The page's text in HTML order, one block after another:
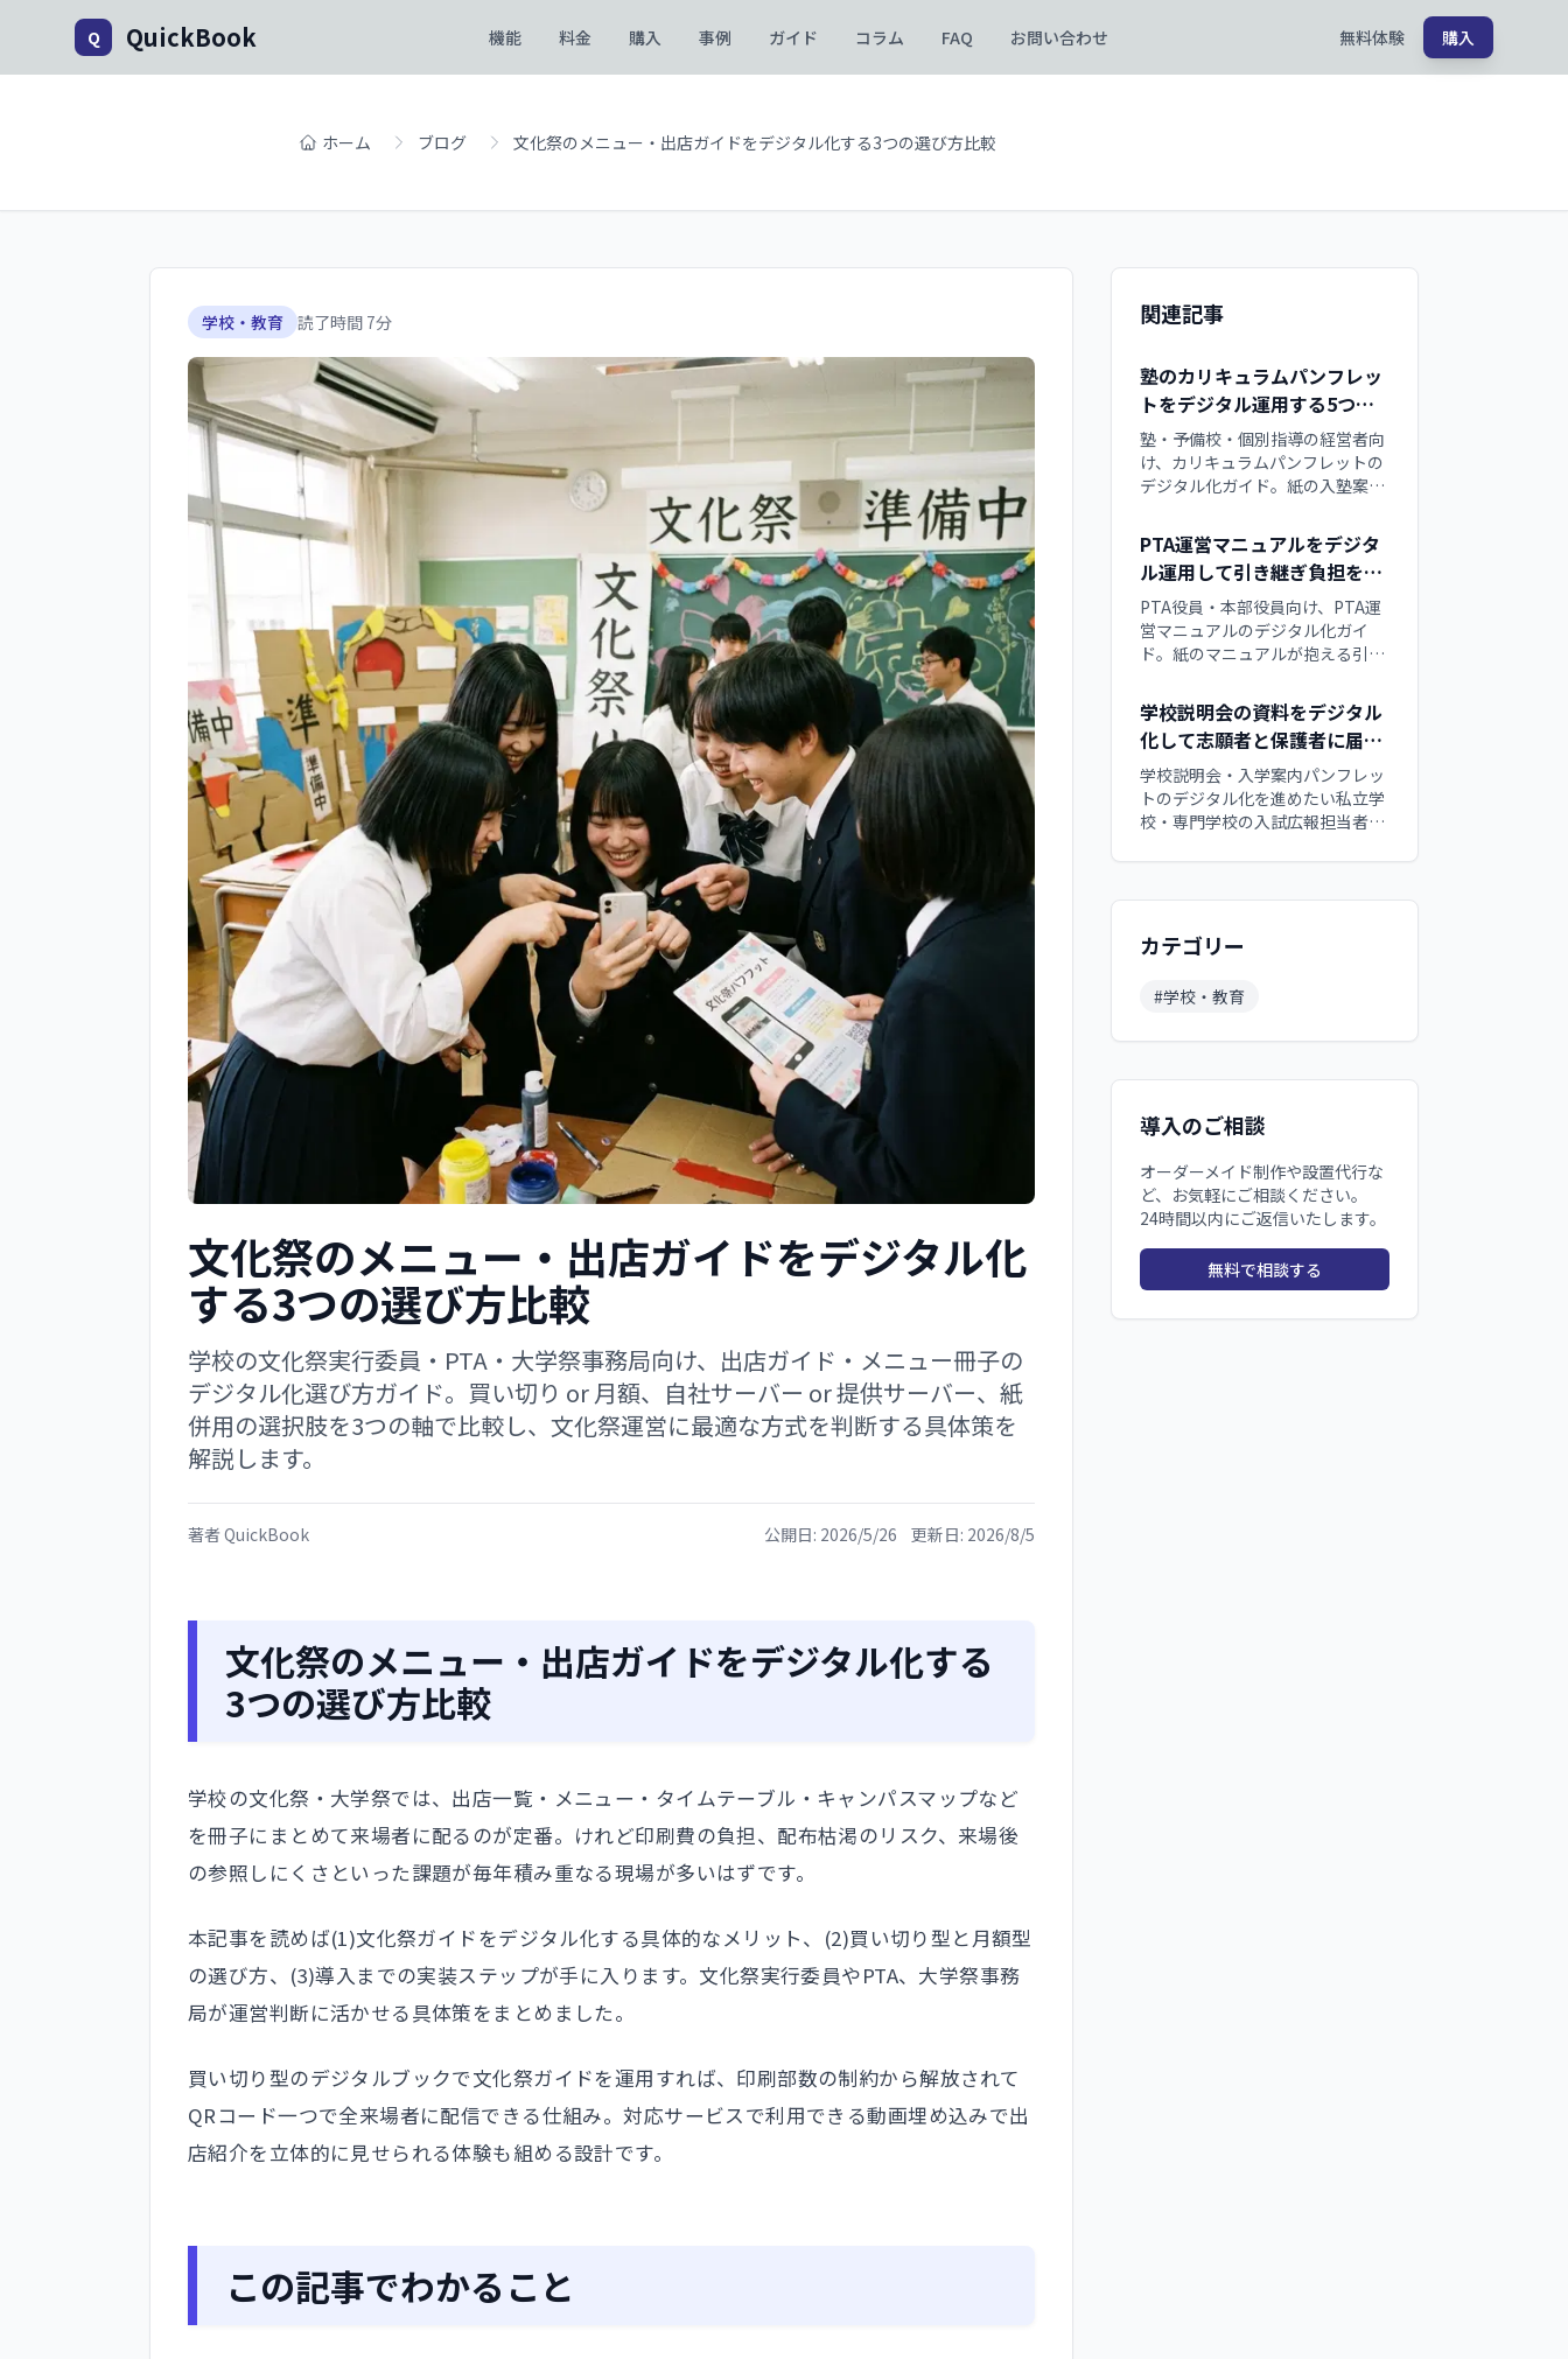
Q QuickBook 機能 料金 購入 事例 ガイド コラム FAQ お問い合わせ 無料体験 購入
ホーム ブログ 文化祭のメニュー・出店ガイドをデジタル化する3つの選び方比較
学校・教育 読了時間 7分
文化祭のメニュー・出店ガイドをデジタル化
する3つの選び方比較
学校の文化祭実行委員・PTA・大学祭事務局向け、出店ガイド・メニュー冊子の
デジタル化選び方ガイド。買い切り or 月額、自社サーバー or 提供サーバー、紙
併用の選択肢を3つの軸で比較し、文化祭運営に最適な方式を判断する具体策を
解説します。
著者QuickBook 公開日: 2026/5/26 更新日: 2026/8/5
文化祭のメニュー・出店ガイドをデジタル化する
3つの選び方比較
学校の文化祭・大学祭では、出店一覧・メニュー・タイムテーブル・キャンパスマップなど
を冊子にまとめて来場者に配るのが定番。けれど印刷費の負担、配布枯渇のリスク、来場後
の参照しにくさといった課題が毎年積み重なる現場が多いはずです。
本記事を読めば(1)文化祭ガイドをデジタル化する具体的なメリット、(2)買い切り型と月額型
の選び方、(3)導入までの実装ステップが手に入ります。文化祭実行委員やPTA、大学祭事務
局が運営判断に活かせる具体策をまとめました。
買い切り型のデジタルブックで文化祭ガイドを運用すれば、印刷部数の制約から解放されて
QRコード一つで全来場者に配信できる仕組み。対応サービスで利用できる動画埋め込みで出
店紹介を立体的に見せられる体験も組める設計です。
この記事でわかること
関連記事
塾のカリキュラムパンフレッ
トをデジタル運用する5つの
メリット
塾・予備校・個別指導の経営者向
け、カリキュラムパンフレットの
デジタル化ガイド。紙の入塾案内
くりUIで保護者と生徒に魅力を伝
える方法、買い切り型デジタルブ
ックで体験授業や個別相談につな
げる集客動線を解説します。
PTA運営マニュアルをデジタ
ル運用して引き継ぎ負担を軽
くする方法
PTA役員・本部役員向け、PTA運
営マニュアルのデジタル化ガイ
ド。紙のマニュアルが抱える引き
めくりUIで運営ノウハウを伝える
方法、買い切り型デジタルブック
で毎年の役員交代を支える運用手
順を徹底解説します。
学校説明会の資料をデジタル
化して志願者と保護者に届け
る運用ガイド
学校説明会・入学案内パンフレッ
トのデジタル化を進めたい私立学
校・専門学校の入試広報担当者向
限界、ページめくりUIで学校の魅
ける運用手順を徹底解説します。
カテゴリー
#学校・教育
導入のご相談
オーダーメイド制作や設置代行な
ど、お気軽にご相談ください。
24時間以内にご返信いたします。
無料で相談する